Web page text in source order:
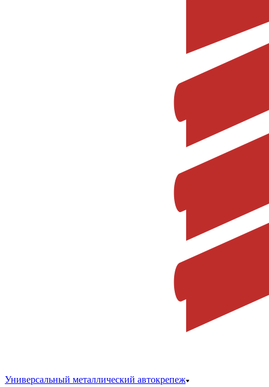
Универсальный металлический автокрепеж